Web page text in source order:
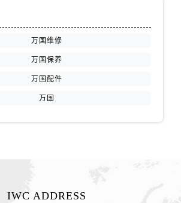
万国维修
万国保养
万国配件
万国
IWC ADDRESS